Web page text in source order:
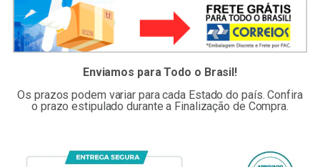
Enviamos para Todo o Brasil!
Os prazos podem variar para cada Estado do país. Confira
o prazo estipulado durante a Finalização de Compra.